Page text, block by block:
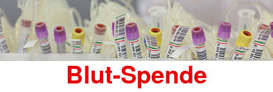
Blut-Spende